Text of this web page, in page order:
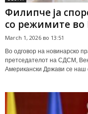
Филипче ја
со режимите во
March 1, 2026 во 13:51
Во одговор на новинарско
претседателот на СДСМ,
Американски Држави се наш